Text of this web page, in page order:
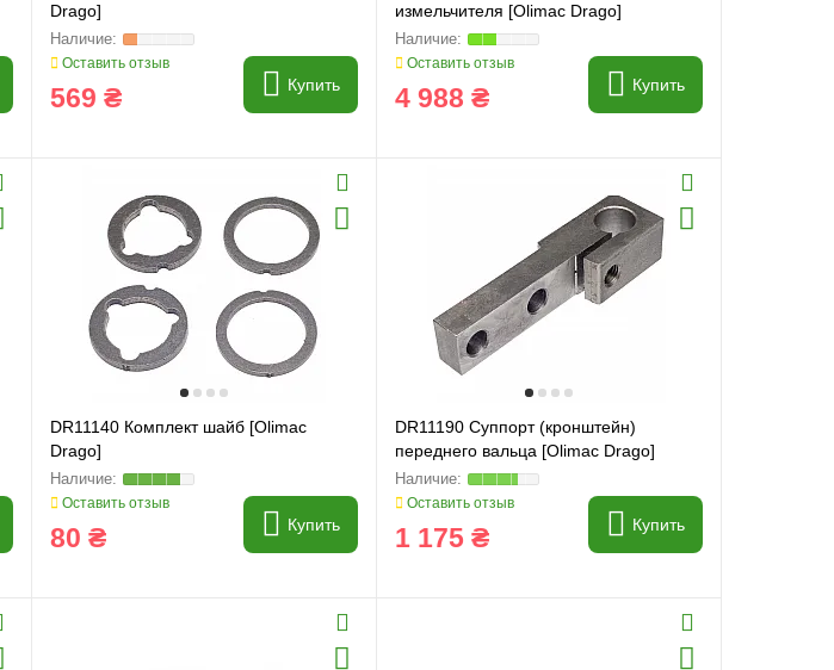
Drago]
Оставить отзыв
569 ₴ Купить
измельчителя [Olimac Drago]
Оставить отзыв
4 988 ₴ Купить
DR11140 Комплект шайб [Olimac
Drago]
Оставить отзыв
80 ₴ Купить
DR11190 Суппорт (кронштейн)
переднего вальца [Olimac Drago]
Оставить отзыв
1 175 ₴ Купить